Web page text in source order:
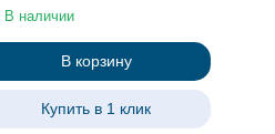
В наличии
В корзину
Купить в 1 клик